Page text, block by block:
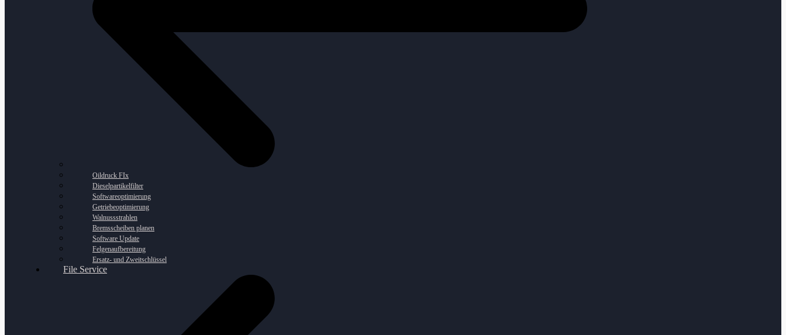
Oildruck FIx
Dieselpartikelfilter
Softwareoptimierung
Getriebeoptimierung
Walnussstrahlen
Bremsscheiben planen
Software Update
Felgenaufbereitung
Ersatz- und Zweitschlüssel
File Service